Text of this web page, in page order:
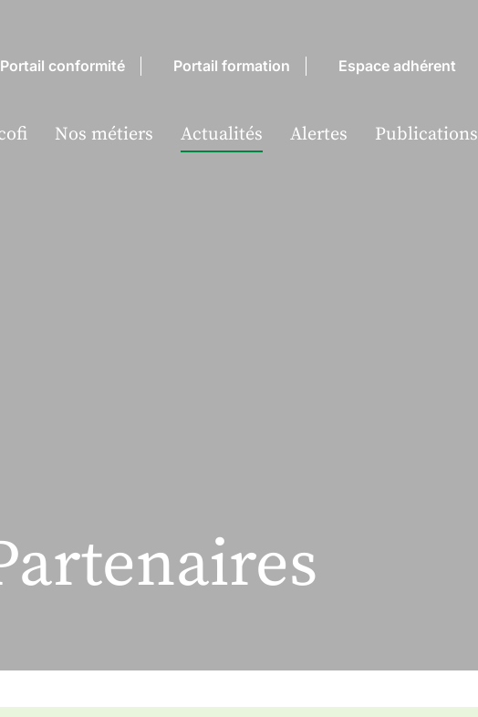
Portail conformité Portail formation Espace adhérent
Nos métiers Actualités Alertes Publications